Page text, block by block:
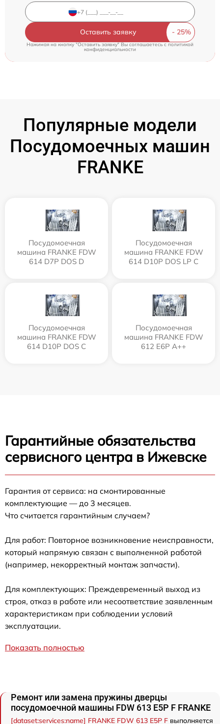
Оставить заявку
Нажимая на кнопку "Оставить заявку" Вы соглашаетесь c политикой
конфиденциальности
Популярные модели
Посудомоечных машин
FRANKE
Посудомоечная
машина FRANKE FDW
614 D7P DOS D
Посудомоечная
машина FRANKE FDW
614 D10P DOS LP C
Посудомоечная
машина FRANKE FDW
614 D10P DOS C
Посудомоечная
машина FRANKE FDW
612 E6P A++
Гарантийные обязательства
сервисного центра в Ижевске
Гарантия от сервиса: на смонтированные
комплектующие — до 3 месяцев.
Что считается гарантийным случаем?
Для работ: Повторное возникновение неисправности,
который напрямую связан с выполненной работой
(например, некорректный монтаж запчасти).
Для комплектующих: Преждевременный выход из
строя, отказ в работе или несоответствие заявленным
характеристикам при соблюдении условий
эксплуатации.
Показать полностью
Ремонт или замена пружины дверцы
посудомоечной машины FDW 613 E5P F FRANKE
[dataset:services:name] FRANKE FDW 613 E5P F выполняется